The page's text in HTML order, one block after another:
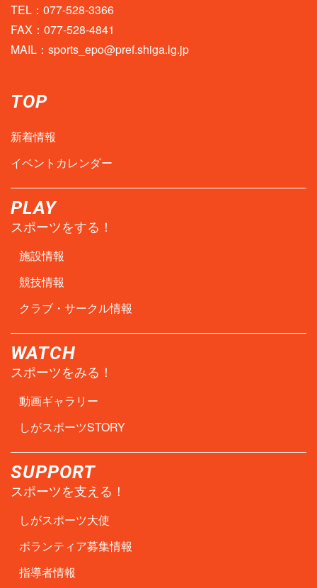
TEL：077-528-3366
FAX：077-528-4841
MAIL： sports_epo@pref.shiga.lg.jp
TOP
新着情報
イベントカレンダー
PLAY
スポーツをする！
施設情報
競技情報
クラブ・サークル情報
WATCH
スポーツをみる！
動画ギャラリー
しがスポーツSTORY
SUPPORT
スポーツを支える！
しがスポーツ大使
ボランティア募集情報
指導者情報